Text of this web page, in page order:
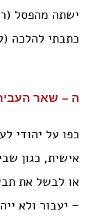
ישתה מהפסל
כתבתי להלכה
ה – שאר
כפו על יהודי
אישית, כגון
או לבשל את
– יעבור ולא